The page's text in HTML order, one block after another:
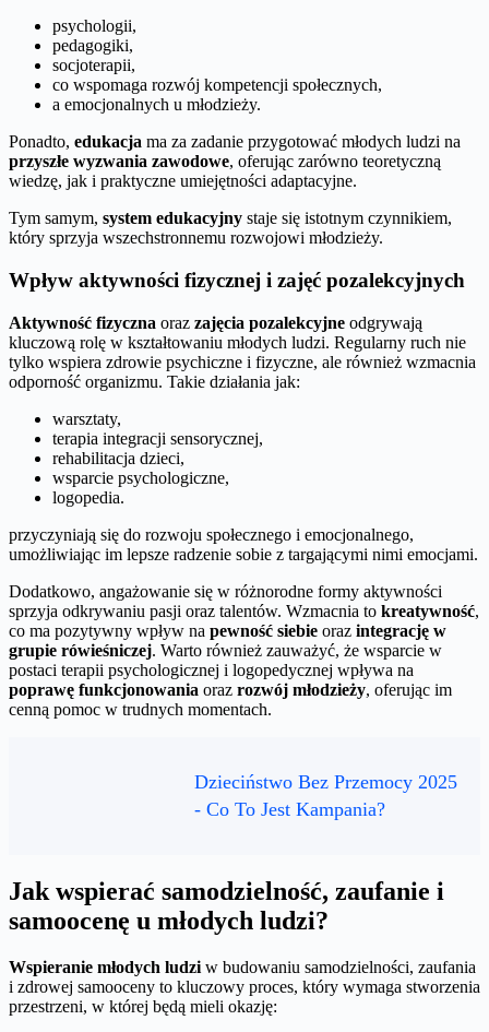
psychologii,
pedagogiki,
socjoterapii,
co wspomaga rozwój kompetencji społecznych,
a emocjonalnych u młodzieży.
Ponadto, edukacja ma za zadanie przygotować młodych ludzi na
przyszłe wyzwania zawodowe, oferując zarówno teoretyczną
wiedzę, jak i praktyczne umiejętności adaptacyjne.
Tym samym, system edukacyjny staje się istotnym czynnikiem,
który sprzyja wszechstronnemu rozwojowi młodzieży.
Wpływ aktywności fizycznej i zajęć pozalekcyjnych
Aktywność fizyczna oraz zajęcia pozalekcyjne odgrywają
kluczową rolę w kształtowaniu młodych ludzi. Regularny ruch nie
tylko wspiera zdrowie psychiczne i fizyczne, ale również wzmacnia
odporność organizmu. Takie działania jak:
warsztaty,
terapia integracji sensorycznej,
rehabilitacja dzieci,
wsparcie psychologiczne,
logopedia.
przyczyniają się do rozwoju społecznego i emocjonalnego,
umożliwiając im lepsze radzenie sobie z targającymi nimi emocjami.
Dodatkowo, angażowanie się w różnorodne formy aktywności
sprzyja odkrywaniu pasji oraz talentów. Wzmacnia to kreatywność,
co ma pozytywny wpływ na pewność siebie oraz integrację w
grupie rówieśniczej. Warto również zauważyć, że wsparcie w
postaci terapii psychologicznej i logopedycznej wpływa na
poprawę funkcjonowania oraz rozwój młodzieży, oferując im
cenną pomoc w trudnych momentach.
Dzieciństwo Bez Przemocy 2025
- Co To Jest Kampania?
Jak wspierać samodzielność, zaufanie i
samoocenę u młodych ludzi?
Wspieranie młodych ludzi w budowaniu samodzielności, zaufania
i zdrowej samooceny to kluczowy proces, który wymaga stworzenia
przestrzeni, w której będą mieli okazję: